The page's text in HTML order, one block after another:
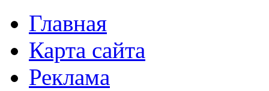
Главная
Карта сайта
Реклама